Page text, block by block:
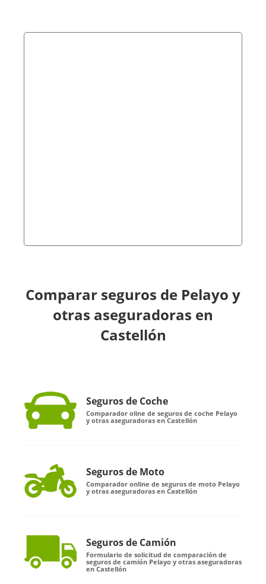
Comparar seguros de Pelayo y
otras aseguradoras en
Castellón
Seguros de Coche
Comparador oline de seguros de coche Pelayo
y otras aseguradoras en Castellón
Seguros de Moto
Comparador online de seguros de moto Pelayo
y otras aseguradoras en Castellón
Seguros de Camión
Formulario de solicitud de comparación de
seguros de camión Pelayo y otras aseguradoras
en Castellón